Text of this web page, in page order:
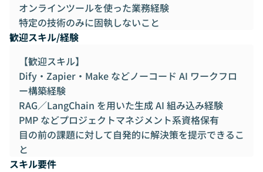
オンラインツールを使った業務経験
特定の技術のみに固執しないこと
歓迎スキル/経験
【歓迎スキル】
Dify・Zapier・Make などノーコード AI ワークフロ
ー構築経験
RAG／LangChain を用いた生成 AI 組み込み経験
PMP などプロジェクトマネジメント系資格保有
目の前の課題に対して自発的に解決策を提示できるこ
と
スキル要件